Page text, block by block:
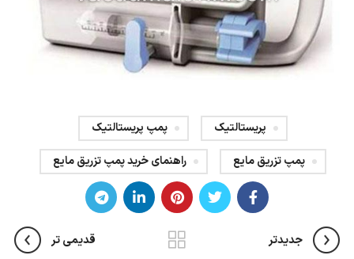
پریستالتیک
پمپ پریستالتیک
پمپ تزریق مایع
راهنمای خرید پمپ تزریق مایع
جدیدتر قدیمی تر